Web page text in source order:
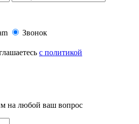
Звонок
с политикой
на любой ваш вопрос